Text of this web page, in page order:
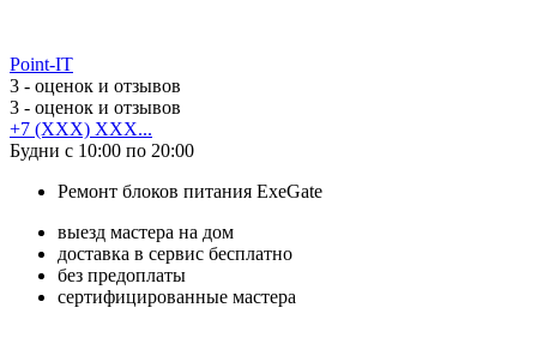
Point-IT
3 - оценок и отзывов
3 - оценок и отзывов
+7 (XXX) XXX...
Будни с 10:00 по 20:00
Ремонт блоков питания ExeGate
выезд мастера на дом
доставка в сервис бесплатно
без предоплаты
сертифицированные мастера